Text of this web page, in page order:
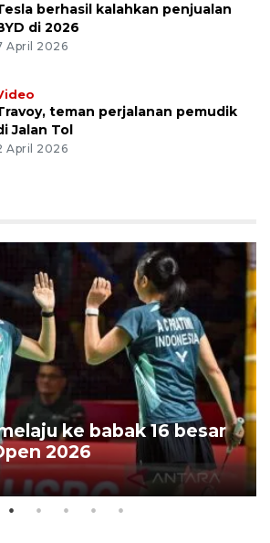
berhasil kalahkan penjualan
di 2026
April 2026
teman perjalanan pemudik
Jalan Tol
April 2026
ke babak 16 besar
2026